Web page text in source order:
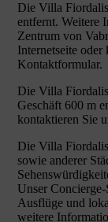
Die Villa
entfernt. Weitere
Zentrum von
Internetseite
Kontaktformular.
Die Villa
Geschäft 600 m
kontaktieren Sie
Die Villa
sowie anderer
Unser
Ausflüge und
weitere